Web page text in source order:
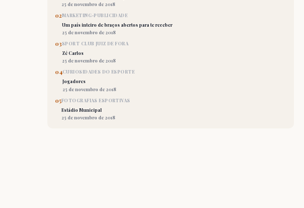
25 de novembro de 2018
02MARKETING-PUBLICIDADE
Um país inteiro de braços abertos para te receber
25 de novembro de 2018
03SPORT CLUB JUIZ DE FORA
Zé Carlos
25 de novembro de 2018
04CURIOSIDADES DO ESPORTE
Jogadores
25 de novembro de 2018
05FOTOGRAFIAS ESPORTIVAS
Estádio Municipal
25 de novembro de 2018